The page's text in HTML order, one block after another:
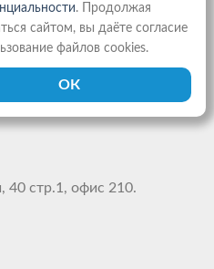
стр.1, офис 210.
. Продолжая
сайтом, вы даёте согласие
файлов cookies.